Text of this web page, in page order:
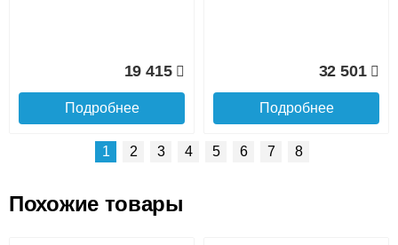
19 415
Подробнее
32 501
Подробнее
1 2 3 4 5 6 7 8
Похожие товары